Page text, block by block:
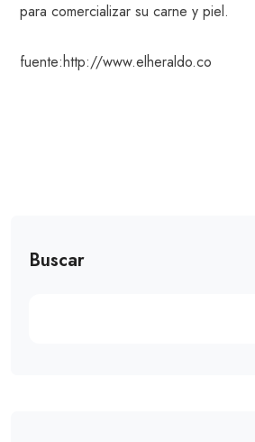
para comercializar su carne y piel.
fuente:http://www.elheraldo.co
Buscar